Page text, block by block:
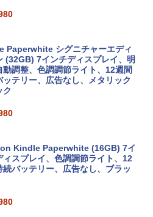
360°保護 15.6 16インチ パソコ
ス Dell NEC Lavie ASUS HP dyna
対応
チノートブック：AIとApple Intell
、13.6インチLiquid Retinaディ
イ、16GBユニファイドメモリ、1
ストレージ、12MPセンターフレ
ドナイト
チャルアイテムを含む】 【オンラ
ームコード】 ロブロックス |オン
ード版
ームコード】 ロブロックス | オン
コード版
ジニア 初心者 素人 でも安心 使い
コーディング入門シリーズ
スト表現辞典: 思い通りの絵を引き
Paperwhite シグニチャーエディ
(32GB) 7インチディスプレイ、明
動調整、色調調節ライト、12週間
ッテリー、広告なし、メタリック
ク
Kindle Paperwhite (16GB) 7イ
ィスプレイ、色調調節ライト、12
続バッテリー、広告なし、ブラッ